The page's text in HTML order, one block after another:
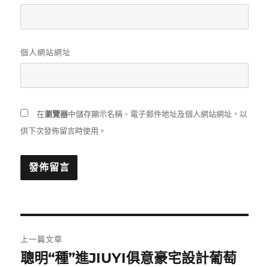
個人網站網址
在瀏覽器中儲存顯示名稱、電子郵件地址及個人網站網址，以
供下次發佈留言時使用。
章
上一篇文章
上
聰明“種”進JIUYI俱意豪宅設計葡萄